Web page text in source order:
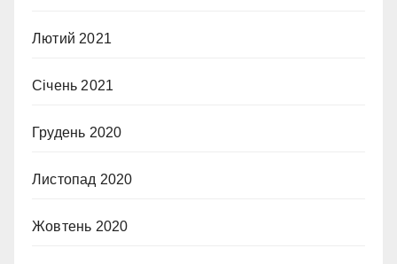
Лютий 2021
Січень 2021
Грудень 2020
Листопад 2020
Жовтень 2020